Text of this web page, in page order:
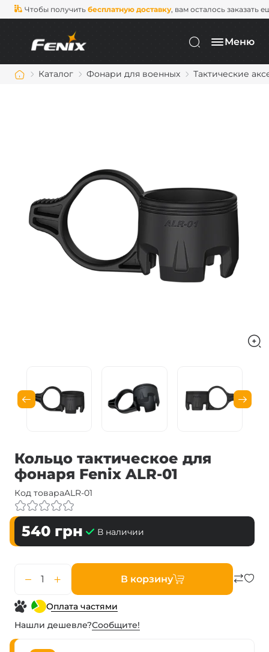
Чтобы получить бесплатную доставку, вам осталось заказать
Меню
Каталог Фонари для военных Тактические
Кольцо тактическое для
фонаря Fenix ALR-01
Код товараALR-01
540 грн В наличии
В корзину
Оплата частями
Нашли дешевле?Сообщите!